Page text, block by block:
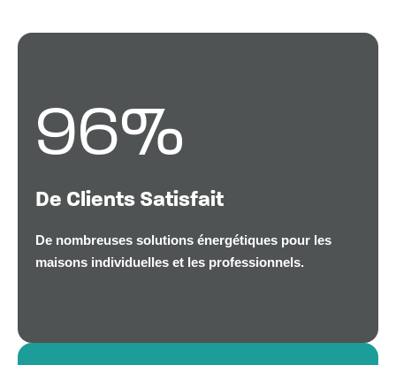
96%
De Clients Satisfait
De nombreuses solutions énergétiques pour les
maisons individuelles et les professionnels.